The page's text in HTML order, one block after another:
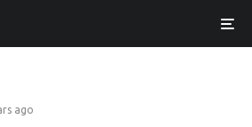
ago